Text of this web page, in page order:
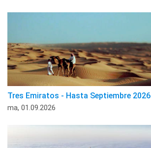
Tres Emiratos - Hasta Septiembre 2026
ma, 01.09.2026